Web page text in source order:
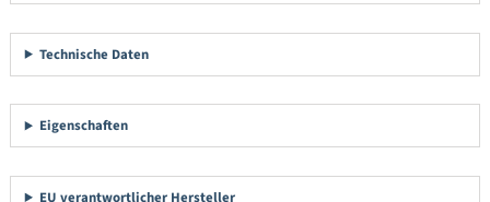
Technische Daten
Eigenschaften
EU verantwortlicher Hersteller